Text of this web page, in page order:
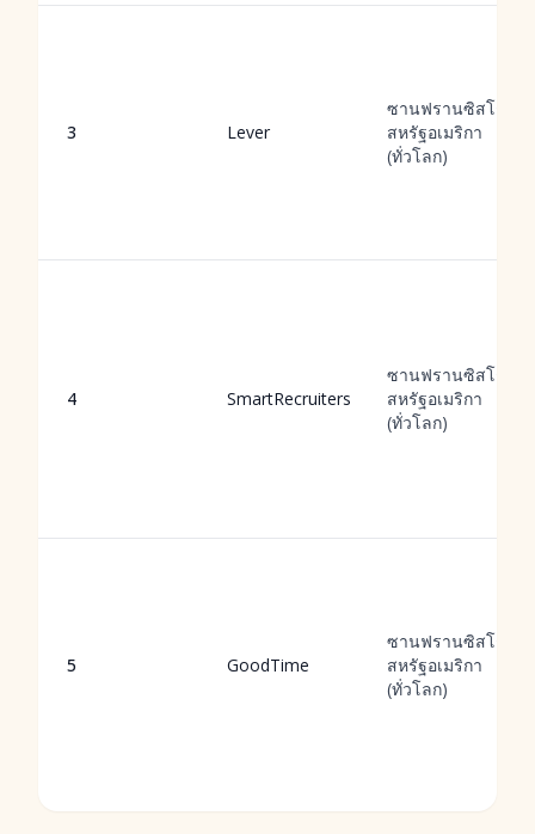
3 Lever
ซานฟรานซิสโก,
สหรัฐอเมริกา
(ทั่วโลก)
4 SmartRecruiters
ซานฟรานซิสโก,
สหรัฐอเมริกา
(ทั่วโลก)
5 GoodTime
ซานฟรานซิสโก,
สหรัฐอเมริกา
(ทั่วโลก)